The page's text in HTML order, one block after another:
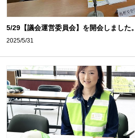
5/29【議会運営委員会】を開会しました。
2025/5/31